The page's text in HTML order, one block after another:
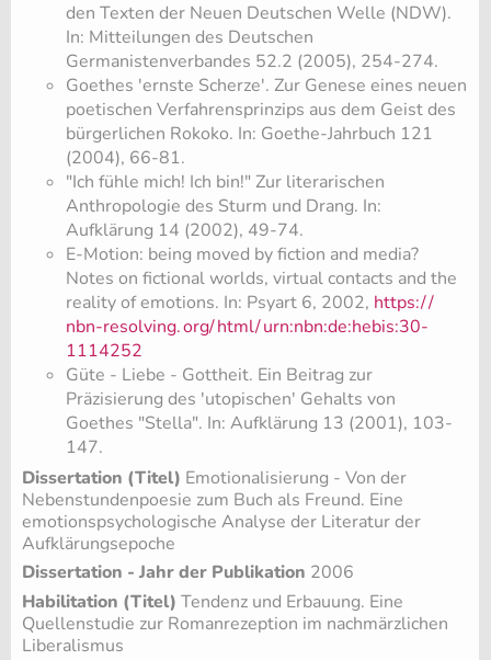
den Texten der Neuen Deutschen Welle (NDW).
In: Mitteilungen des Deutschen
Germanistenverbandes 52.2 (2005), 254-274.
Goethes 'ernste Scherze'. Zur Genese eines neuen
poetischen Verfahrensprinzips aus dem Geist des
bürgerlichen Rokoko. In: Goethe-Jahrbuch 121
(2004), 66-81.
"Ich fühle mich! Ich bin!" Zur literarischen
Anthropologie des Sturm und Drang. In:
Aufklärung 14 (2002), 49-74.
​E-Motion: being moved by fiction and media?
Notes on fictional worlds, virtual contacts and the
reality of emotions. In: Psyart 6, 2002, https://
nbn-resolving.org/html/urn:nbn:de:hebis:30-
1114252
Güte - Liebe - Gottheit. Ein Beitrag zur
Präzisierung des 'utopischen' Gehalts von
Goethes "Stella". In: Aufklärung 13 (2001), 103-
147.
Dissertation (Titel) Emotionalisierung - Von der
Nebenstundenpoesie zum Buch als Freund. Eine
emotionspsychologische Analyse der Literatur der
Aufklärungsepoche
Dissertation - Jahr der Publikation 2006
Habilitation (Titel) Tendenz und Erbauung. Eine
Quellenstudie zur Romanrezeption im nachmärzlichen
Liberalismus